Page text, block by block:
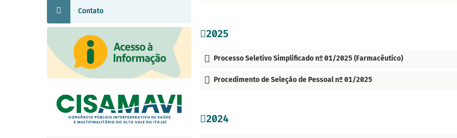
2025
Processo Seletivo Simplificado nº 01/2025 (Farmacêutico)
Procedimento de Seleção de Pessoal nº 01/2025
2024
Contato